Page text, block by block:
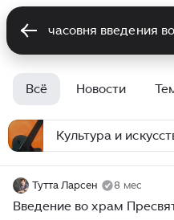
Всё Новости
Культура и
Тутта Ларсен 8 мес
Введение во храм